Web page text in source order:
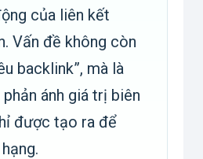
của liên kết
Vấn đề không còn
backlink”, mà là
ánh giá trị biên
được tạo ra để